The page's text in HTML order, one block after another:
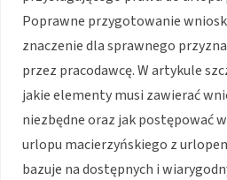
Poprawne przygotowanie
znaczenie dla sprawnego
przez pracodawcę. W artykule
jakie elementy musi zawierać
niezbędne oraz jak postępować
urlopu macierzyńskiego z
bazuje na dostępnych i